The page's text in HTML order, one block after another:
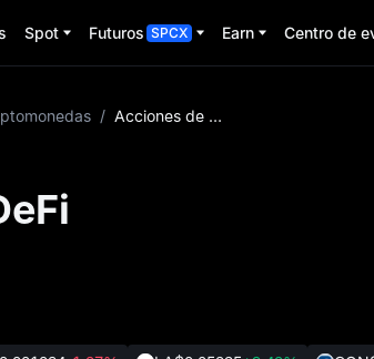
Spot Futuros SPCX Earn Centro de
/ Acciones de DeFi